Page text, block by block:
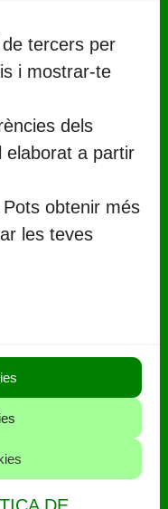
tercers per
i mostrar-te
dels
elaborat a partir
obtenir més
les teves
Penedès